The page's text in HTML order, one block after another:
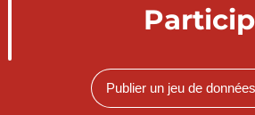
Publier un jeu de données